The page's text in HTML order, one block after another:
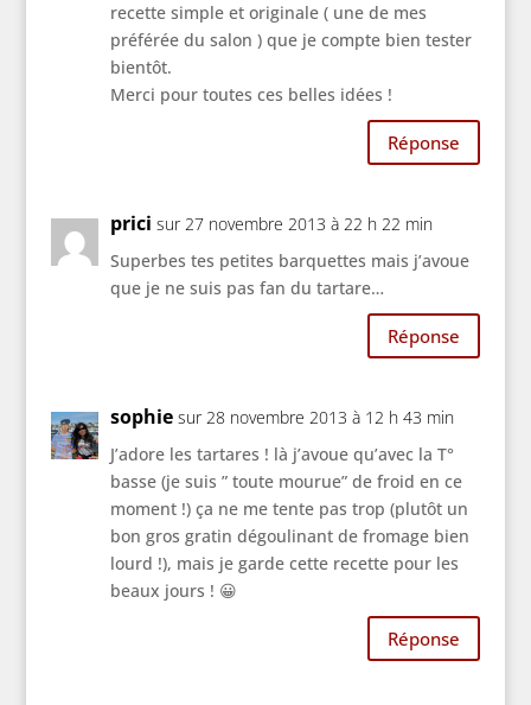
recette simple et originale ( une de mes
préférée du salon ) que je compte bien tester
bientôt.
Merci pour toutes ces belles idées !
Réponse
prici sur 27 novembre 2013 à 22 h 22 min
Superbes tes petites barquettes mais j’avoue
que je ne suis pas fan du tartare…
Réponse
sophie sur 28 novembre 2013 à 12 h 43 min
J’adore les tartares ! là j’avoue qu’avec la T°
basse (je suis ” toute mourue” de froid en ce
moment !) ça ne me tente pas trop (plutôt un
bon gros gratin dégoulinant de fromage bien
lourd !), mais je garde cette recette pour les
beaux jours ! 😀
Réponse